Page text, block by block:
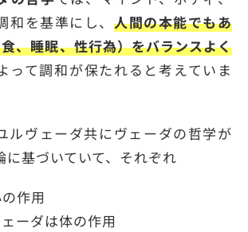
和を基準にし、 人間の本能でもあ
、睡眠、性行為）をバランスよく
って調和が保たれると考えていま
ルヴェーダ共にヴェーダの哲学が
に基づいていて、それぞれ
作用
ーダは体の作用